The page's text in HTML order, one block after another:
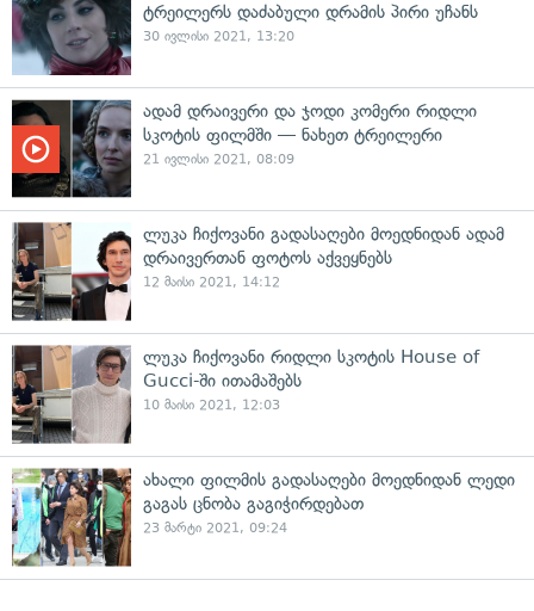
ტრეილერს დაძაბული დრამის პირი უჩანს
30 ივლისი 2021, 13:20
ადამ დრაივერი და ჯოდი კომერი რიდლი
სკოტის ფილმში — ნახეთ ტრეილერი
21 ივლისი 2021, 08:09
ლუკა ჩიქოვანი გადასაღები მოედნიდან ადამ
დრაივერთან ფოტოს აქვეყნებს
12 მაისი 2021, 14:12
ლუკა ჩიქოვანი რიდლი სკოტის House of
Gucci-ში ითამაშებს
10 მაისი 2021, 12:03
ახალი ფილმის გადასაღები მოედნიდან ლედი
გაგას ცნობა გაგიჭირდებათ
23 მარტი 2021, 09:24